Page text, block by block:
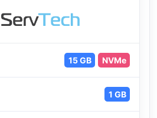
15 GB NVMe
1 GB